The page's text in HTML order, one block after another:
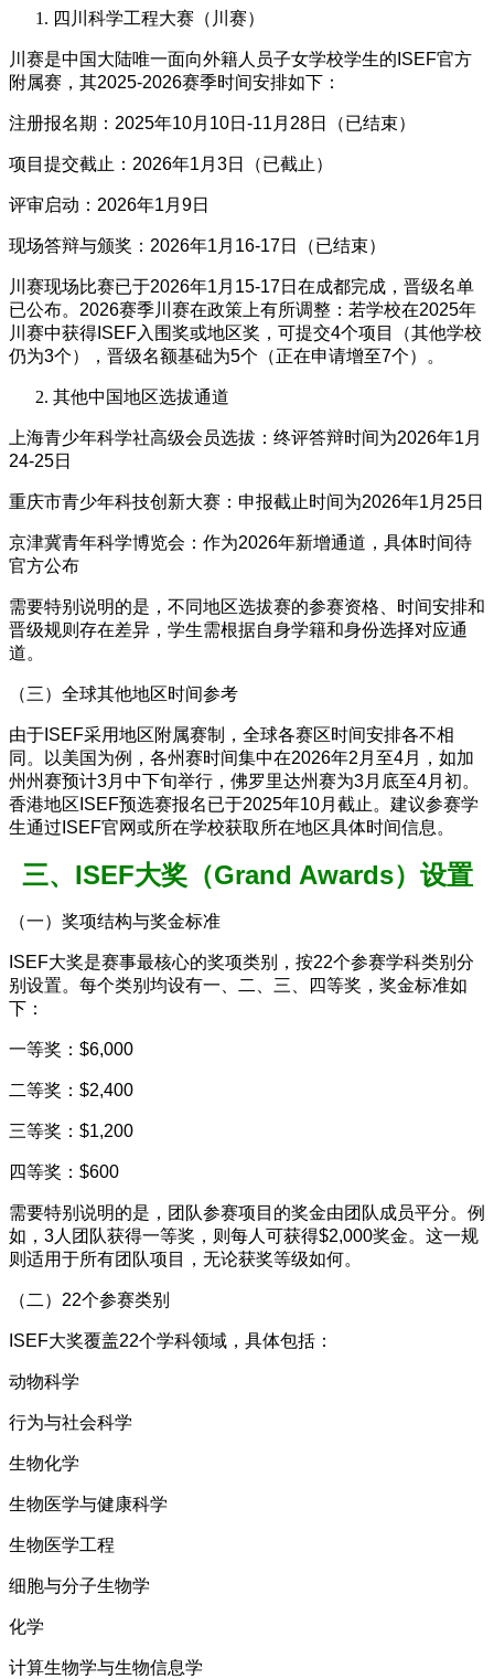
四川科学工程大赛（川赛）
川赛是中国大陆唯一面向外籍人员子女学校学生的ISEF官方
附属赛，其2025-2026赛季时间安排如下：
注册报名期：2025年10月10日-11月28日（已结束）
项目提交截止：2026年1月3日（已截止）
评审启动：2026年1月9日
现场答辩与颁奖：2026年1月16-17日（已结束）
川赛现场比赛已于2026年1月15-17日在成都完成，晋级名单
已公布。2026赛季川赛在政策上有所调整：若学校在2025年
川赛中获得ISEF入围奖或地区奖，可提交4个项目（其他学校
仍为3个），晋级名额基础为5个（正在申请增至7个）。
其他中国地区选拔通道
上海青少年科学社高级会员选拔：终评答辩时间为2026年1月
24-25日
重庆市青少年科技创新大赛：申报截止时间为2026年1月25日
京津冀青年科学博览会：作为2026年新增通道，具体时间待
官方公布
需要特别说明的是，不同地区选拔赛的参赛资格、时间安排和
晋级规则存在差异，学生需根据自身学籍和身份选择对应通
道。
（三）全球其他地区时间参考
由于ISEF采用地区附属赛制，全球各赛区时间安排各不相
同。以美国为例，各州赛时间集中在2026年2月至4月，如加
州州赛预计3月中下旬举行，佛罗里达州赛为3月底至4月初。
香港地区ISEF预选赛报名已于2025年10月截止。建议参赛学
生通过ISEF官网或所在学校获取所在地区具体时间信息。
三、ISEF大奖（Grand Awards）设置
（一）奖项结构与奖金标准
ISEF大奖是赛事最核心的奖项类别，按22个参赛学科类别分
别设置。每个类别均设有一、二、三、四等奖，奖金标准如
下：
一等奖：$6,000
二等奖：$2,400
三等奖：$1,200
四等奖：$600
需要特别说明的是，团队参赛项目的奖金由团队成员平分。例
如，3人团队获得一等奖，则每人可获得$2,000奖金。这一规
则适用于所有团队项目，无论获奖等级如何。
（二）22个参赛类别
ISEF大奖覆盖22个学科领域，具体包括：
动物科学
行为与社会科学
生物化学
生物医学与健康科学
生物医学工程
细胞与分子生物学
化学
计算生物学与生物信息学